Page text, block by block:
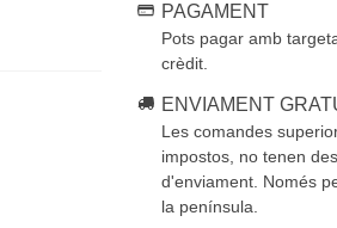
PAGAMENT
Pots pagar amb
crèdit.
ENVIAMENT
Les comandes
impostos, no tenen
d'enviament. Només
la península.